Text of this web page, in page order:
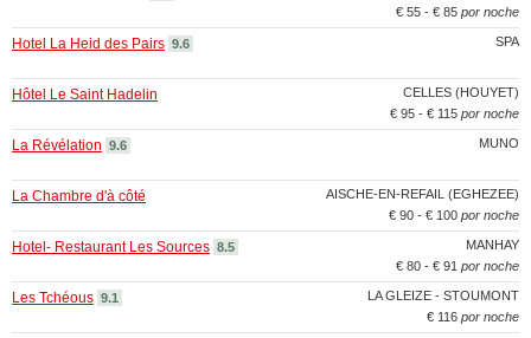
€ 55 - € 85 por noche
SPA
Hotel La Heid des Pairs 9.6
CELLES (HOUYET)
Hôtel Le Saint Hadelin
€ 95 - € 115 por noche
MUNO
La Révélation 9.6
AISCHE-EN-REFAIL (EGHEZEE)
La Chambre d'à côté
€ 90 - € 100 por noche
MANHAY
Hotel- Restaurant Les Sources 8.5
€ 80 - € 91 por noche
LA GLEIZE - STOUMONT
Les Tchéous 9.1
€ 116 por noche